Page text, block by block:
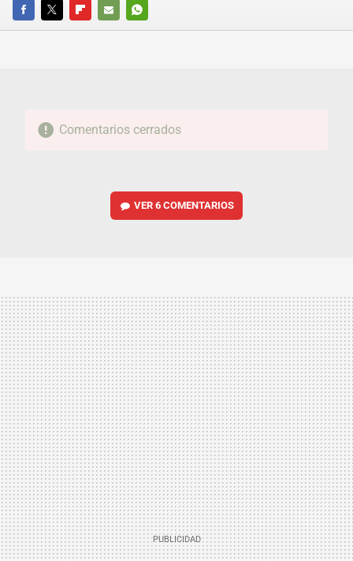
FACEBOOKTWITTERFLIPBOARD
E-
WHATSAPP
Comentarios cerrados
VER6 COMENTARIOS